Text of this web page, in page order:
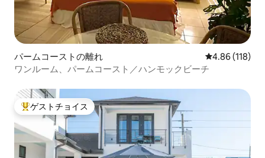
パームコーストの離れ レビュー118
4.86 (118)
ワンルーム、パームコースト／ハンモックビーチ
大好評のゲストチョイスです。
ゲストチョイス